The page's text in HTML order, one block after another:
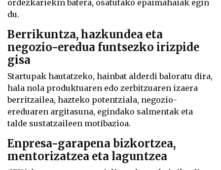
ordezkariekin batera, osatutako epaimahaiak egin
du.
Berrikuntza, hazkundea eta
negozio-eredua funtsezko irizpide
gisa
Startupak hautatzeko, hainbat alderdi baloratu dira,
hala nola produktuaren edo zerbitzuaren izaera
berritzailea, hazteko potentziala, negozio-
ereduaren argitasuna, egindako salmentak eta
talde sustatzaileen motibazioa.
Enpresa-garapena bizkortzea,
mentorizatzea eta laguntzea